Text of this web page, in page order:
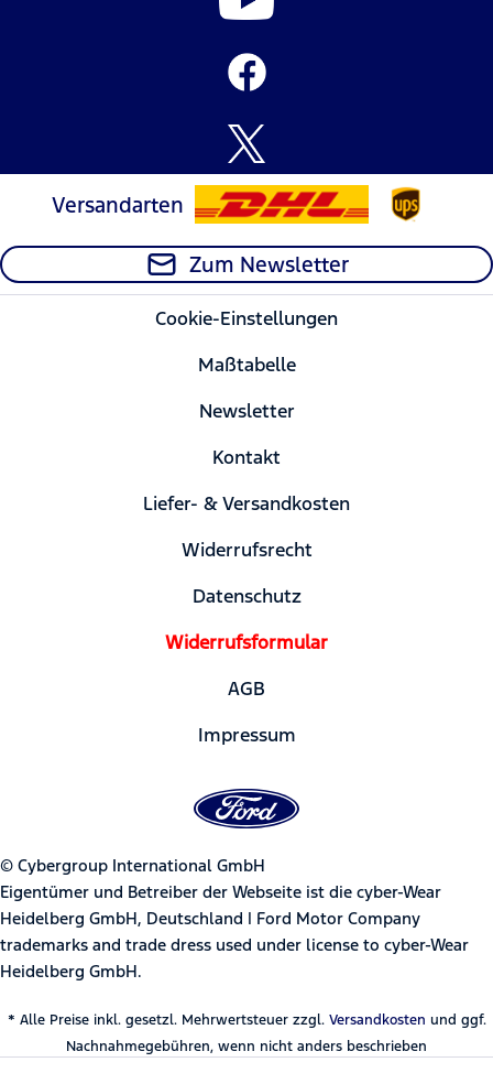
Versandarten
Zum Newsletter
Cookie-Einstellungen
Maßtabelle
Newsletter
Kontakt
Liefer- & Versandkosten
Widerrufsrecht
Datenschutz
Widerrufsformular
AGB
Impressum
© Cybergroup International GmbH
Eigentümer und Betreiber der Webseite ist die cyber-Wear
Heidelberg GmbH, Deutschland | Ford Motor Company
trademarks and trade dress used under license to cyber-Wear
Heidelberg GmbH.
* Alle Preise inkl. gesetzl. Mehrwertsteuer zzgl. Versandkosten und ggf.
Nachnahmegebühren, wenn nicht anders beschrieben